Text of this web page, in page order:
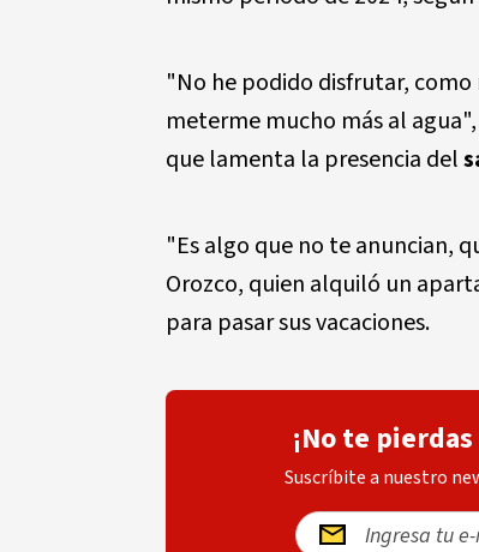
"No he podido disfrutar,
meterme mucho más al
que lamenta la presencia del
"Es algo que no te anuncian,
Orozco, quien alquiló un
para pasar sus vacaciones.
¡No te
Suscríbite a nuestro